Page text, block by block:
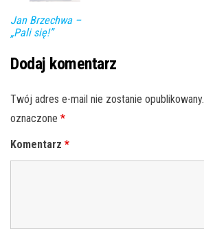
Jan Brzechwa –
„Pali się!”
Dodaj komentarz
Twój adres e-mail nie zostanie opublikowany.
oznaczone *
Komentarz *